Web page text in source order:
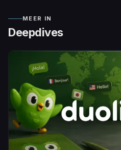
MEER IN
Deepdives